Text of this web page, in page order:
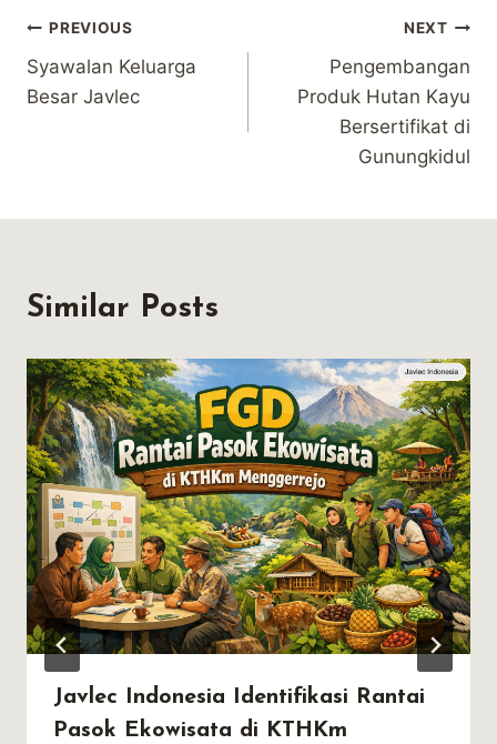
Post
navigation
PREVIOUS
Syawalan Keluarga
Besar Javlec
NEXT
Pengembangan
Produk Hutan Kayu
Bersertifikat di
Gunungkidul
Similar Posts
Javlec Indonesia Identifikasi Rantai
Pasok Ekowisata di KTHKm